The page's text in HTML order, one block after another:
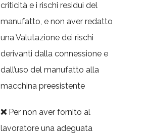
criticità e i rischi residui del
manufatto, e non aver redatto
una Valutazione dei rischi
derivanti dalla connessione e
dall’uso del manufatto alla
macchina preesistente
❌ Per non aver fornito al
lavoratore una adeguata